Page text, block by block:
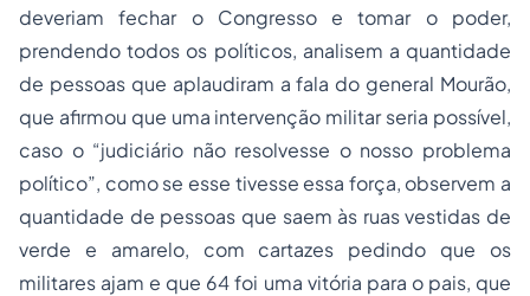
deveriam fechar o Congresso e tomar o poder,
prendendo todos os políticos, analisem a quantidade
de pessoas que aplaudiram a fala do general Mourão,
que afirmou que uma intervenção militar seria possível,
caso o “judiciário não resolvesse o nosso problema
político”, como se esse tivesse essa força, observem a
quantidade de pessoas que saem às ruas vestidas de
verde e amarelo, com cartazes pedindo que os
militares ajam e que 64 foi uma vitória para o pais, que